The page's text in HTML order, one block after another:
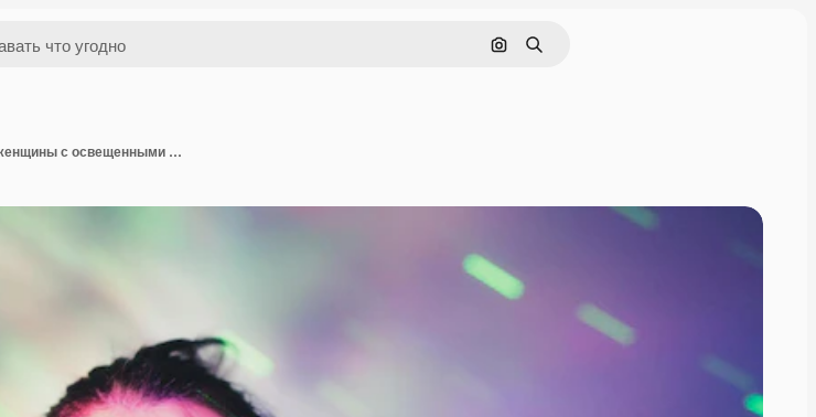
Поиск по изображению
Поиск
Цифровое композитное изображение красивой женщины с освещенными огнями